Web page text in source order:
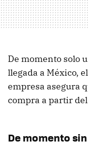
De momento solo
llegada a México, el
empresa asegura
compra a partir del
De momento